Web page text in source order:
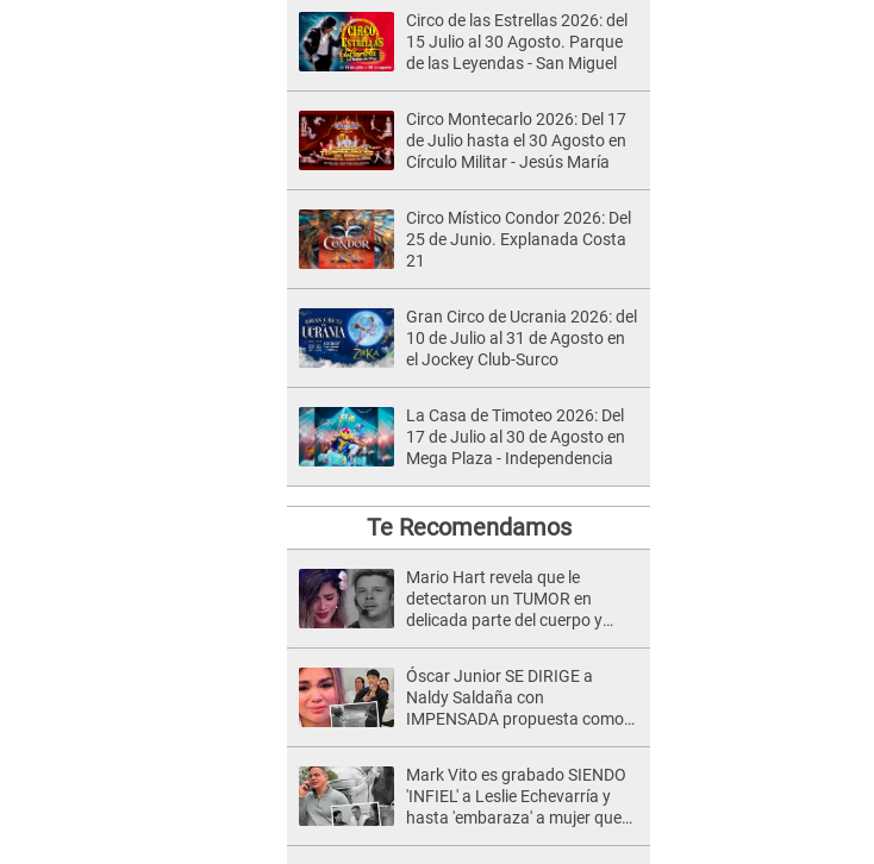
Circo de las Estrellas 2026: del
15 Julio al 30 Agosto. Parque
de las Leyendas - San Miguel
Circo Montecarlo 2026: Del 17
de Julio hasta el 30 Agosto en
Círculo Militar - Jesús María
Circo Místico Condor 2026: Del
25 de Junio. Explanada Costa
21
Gran Circo de Ucrania 2026: del
10 de Julio al 31 de Agosto en
el Jockey Club-Surco
La Casa de Timoteo 2026: Del
17 de Julio al 30 de Agosto en
Mega Plaza - Independencia
Te Recomendamos
Mario Hart revela que le
detectaron un TUMOR en
delicada parte del cuerpo y
muy fuertes..."
Óscar Junior SE DIRIGE a
Naldy Saldaña con
IMPENSADA propuesta como
Mark Vito es grabado SIENDO
'INFIEL' a Leslie Echevarría y
hasta 'embaraza' a mujer que